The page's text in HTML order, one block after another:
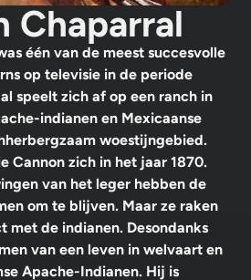
Chaparral
één van de meest succesvolle
op televisie in de periode
speelt zich af op een ranch in
indianen en Mexicaanse
woestijngebied.
Cannon zich in het jaar 1870.
van het leger hebben de
om te blijven. Maar ze raken
met de indianen. Desondanks
van een leven in welvaart en
Apache-Indianen. Hij is